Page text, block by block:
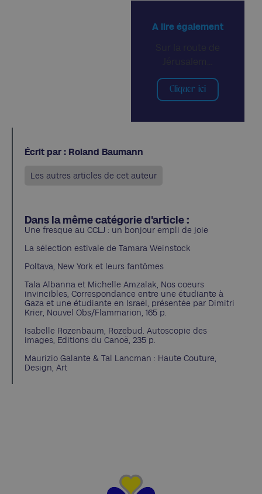
A lire également
Cliquer ici
Écrit par : Roland Baumann
Les autres articles de cet auteur
Dans la même catégorie d'article :
Une fresque au CCLJ : un bonjour empli de joie
La sélection estivale de Tamara Weinstock
Poltava, New York et leurs fantômes
Tala Albanna et Michelle Amzalak, Nos coeurs
invincibles, Correspondance entre une étudiante à
Gaza et une étudiante en Israël, présentée par Dimitri
Krier, Nouvel Obs/Flammarion, 165 p.
Isabelle Rozenbaum, Rozebud. Autoscopie des
images, Editions du Canoë, 235 p.
Maurizio Galante & Tal Lancman : Haute Couture,
Design, Art